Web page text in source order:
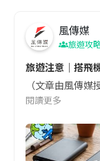
風傳媒
旅遊攻
旅遊注意｜搭飛
（文章由風傳
閱讀更多